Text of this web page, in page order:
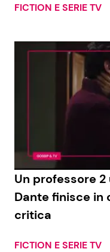
News benessere
Festività
Seguici
FICTION E SERIE TV
Un professore
Dante finisce in
critica
FICTION E SERIE TV